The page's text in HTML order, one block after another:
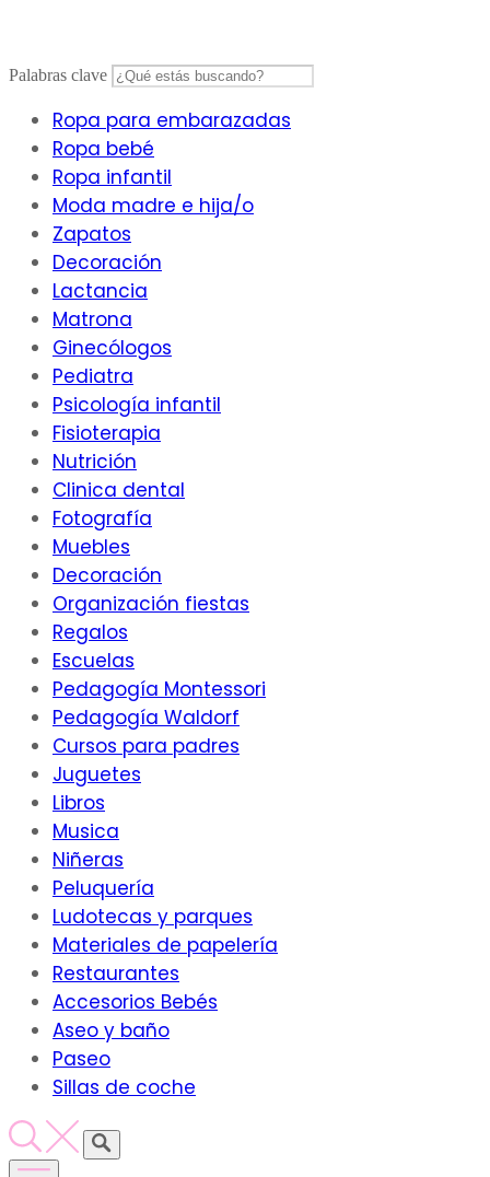
Palabras clave
Ropa para embarazadas
Ropa bebé
Ropa infantil
Moda madre e hija/o
Zapatos
Decoración
Lactancia
Matrona
Ginecólogos
Pediatra
Psicología infantil
Fisioterapia
Nutrición
Clinica dental
Fotografía
Muebles
Decoración
Organización fiestas
Regalos
Escuelas
Pedagogía Montessori
Pedagogía Waldorf
Cursos para padres
Juguetes
Libros
Musica
Niñeras
Peluquería
Ludotecas y parques
Materiales de papelería
Restaurantes
Accesorios Bebés
Aseo y baño
Paseo
Sillas de coche